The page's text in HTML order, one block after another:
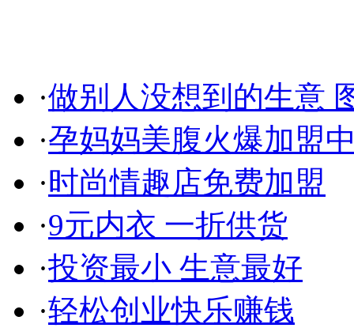
·做别人没想到的生意
·孕妈妈美腹火爆加盟
·时尚情趣店免费加盟
·9元内衣 一折供货
·投资最小 生意最好
·轻松创业快乐赚钱